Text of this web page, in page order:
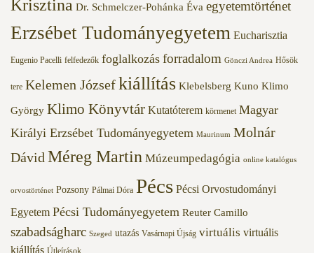
Krisztina Dr. Schmelczer-Pohánka Éva egyetemtörténet
Erzsébet Tudományegyetem Eucharisztia
Eugenio Pacelli felfedezők foglalkozás forradalom Gönczi Andrea Hősök
tere Kelemen Józsefkiállítás Klebelsberg Kuno Klimo
György Klimo Könyvtár Kutatóterem körmenet Magyar
Királyi Erzsébet Tudományegyetem Maurinum Molnár
Dávid Méreg Martin Múzeumpedagógia online katalógus
orvostörténet Pozsony Pálmai Dóra Pécs Pécsi Orvostudományi
Egyetem Pécsi Tudományegyetem Reuter Camillo
szabadságharc Szeged utazás Vasárnapi Újság virtuális virtuális
kiállítás Útleírások